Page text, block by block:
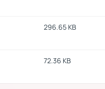
296.65 KB
72.36 KB